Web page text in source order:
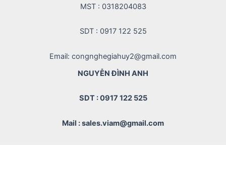
MST : 0318204083
SDT : 0917 122 525
Email: congnghegiahuy2@gmail.com
NGUYỄN ĐÌNH ANH
SDT : 0917 122 525
Mail : sales.viam@gmail.com